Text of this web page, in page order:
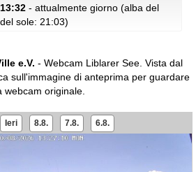
- attualmente giorno (alba del
sole: 21:03)
e.V. - Webcam Liblarer See. Vista dal
sull'immagine di anteprima per guardare
webcam originale.
Ieri 8.8. 7.8. 6.8.